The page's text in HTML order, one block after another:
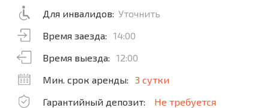
Для инвалидов: Уточнить
Время заезда:
14:00
Время выезда:
12:00
Мин. срок аренды:
3 сутки
Гарантийный депозит:
Не требуется